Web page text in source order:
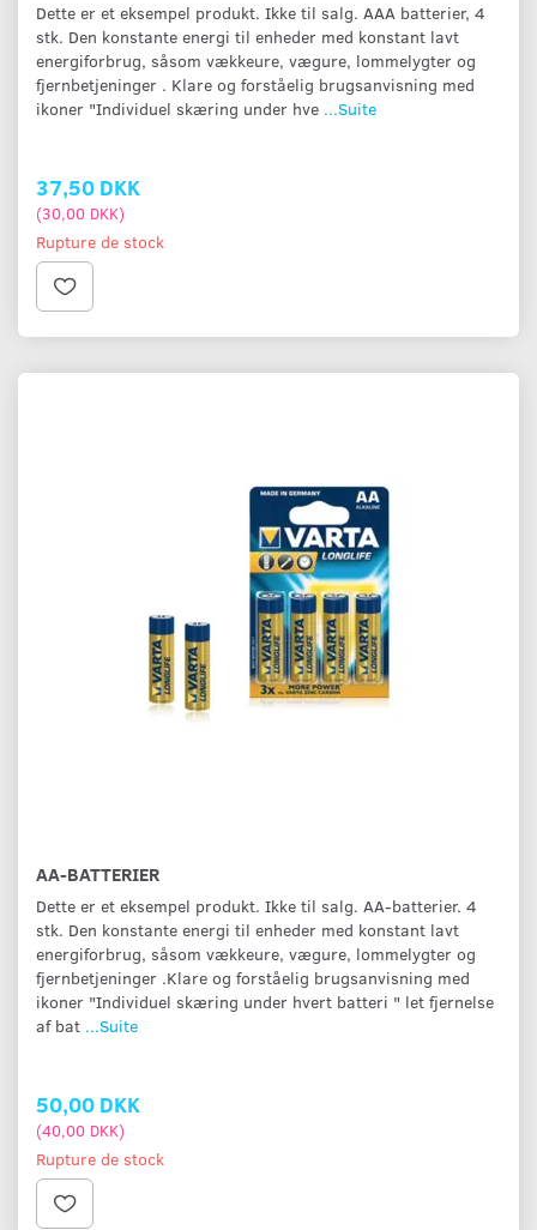
Dette er et eksempel produkt. Ikke til salg. AAA batterier, 4
stk. Den konstante energi til enheder med konstant lavt
energiforbrug, såsom vækkeure, vægure, lommelygter og
fjernbetjeninger . Klare og forståelig brugsanvisning med
ikoner "Individuel skæring under hve ...Suite
37,50 DKK
(30,00 DKK)
Rupture de stock
AA-BATTERIER
Dette er et eksempel produkt. Ikke til salg. AA-batterier. 4
stk. Den konstante energi til enheder med konstant lavt
energiforbrug, såsom vækkeure, vægure, lommelygter og
fjernbetjeninger .Klare og forståelig brugsanvisning med
ikoner "Individuel skæring under hvert batteri " let fjernelse
af bat ...Suite
50,00 DKK
(40,00 DKK)
Rupture de stock